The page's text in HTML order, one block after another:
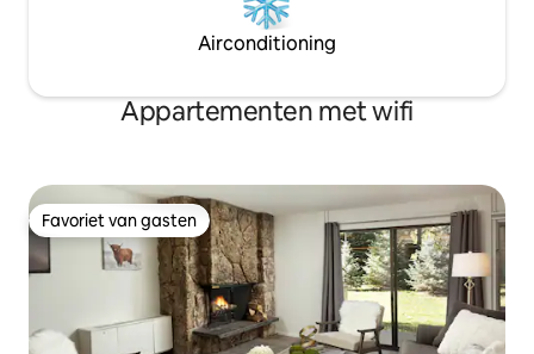
Airconditioning
Appartementen met wifi
Favoriet van gasten
Favoriet van gasten